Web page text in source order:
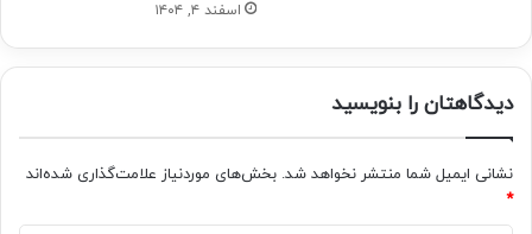
اسفند ۴, ۱۴۰۴
دیدگاهتان را بنویسید
نشانی ایمیل شما منتشر نخواهد شد. بخش‌های موردنیاز علامت‌گذاری شده‌اند
*